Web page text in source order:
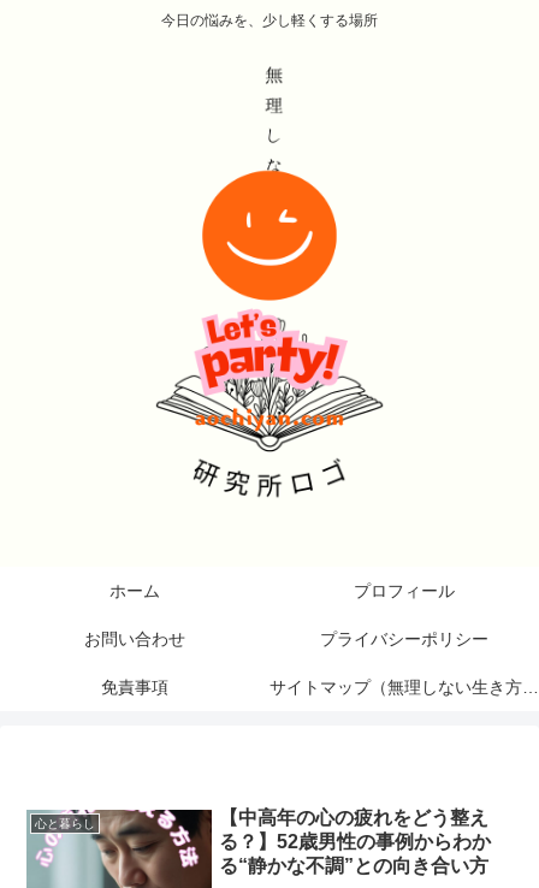
今日の悩みを、少し軽くする場所
ホーム プロフィール
お問い合わせ プライバシーポリシー
免責事項 サイトマップ（無理しない生き方研究所）
心と暮らし
【中高年の心の疲れをどう整え
る？】52歳男性の事例からわか
る“静かな不調”との向き合い方